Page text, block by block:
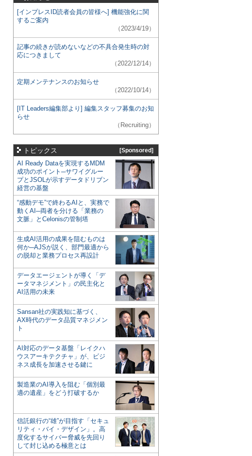
[インプレスID読者会員の皆様へ] 機能強化に関
するご案内
（2023/4/19）
記事の続きが読めないなどの不具合発生時の対
応につきまして
（2022/12/14）
定期メンテナンスのお知らせ
（2022/10/14）
[IT Leaders編集部より] 編集スタッフ募集のお知
らせ
（Recruiting）
トピックス [Sponsored]
AI Ready Dataを実現するMDM
成功のポイント─サワイグルー
プとJSOLが示すデータドリブン
経営の基盤
“感動デモ”で終わるAIと、実務で
動くAI─両者を分ける「業務の
文脈」とCelonisの管制塔
生成AI活用の成果を阻むものは
何か─AJSが説く、部門最適から
の脱却と業務プロセス再設計
データエージェントが導く「デ
ータマネジメント」の民主化と
AI活用の未来
Sansan社の実践知に基づく、
AX時代のデータ品質マネジメン
ト
AI対応のデータ基盤「レイクハ
ウスアーキテクチャ」が、ビジ
ネス成長を加速させる鍵に
製造業のAI導入を阻む「個別最
適の遺産」をどう打破するか
信託銀行の“雄”が目指す「セキュ
リティ・バイ・デザイン」。高
度化するサイバー脅威を先回り
して封じ込める極意とは